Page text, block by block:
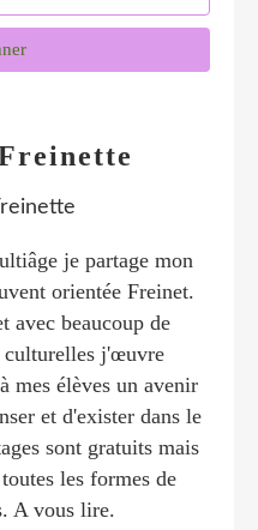
je partage mon
orientée Freinet.
avec beaucoup de
j'œuvre
mes élèves un avenir
et d'exister dans le
sont gratuits mais
les formes de
A vous lire.